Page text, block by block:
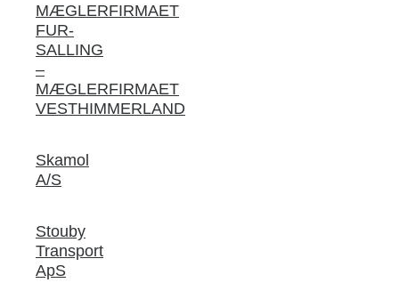
MÆGLERFIRMAET
FUR-
SALLING
–
MÆGLERFIRMAET
VESTHIMMERLAND
Skamol
A/S
Stouby
Transport
ApS